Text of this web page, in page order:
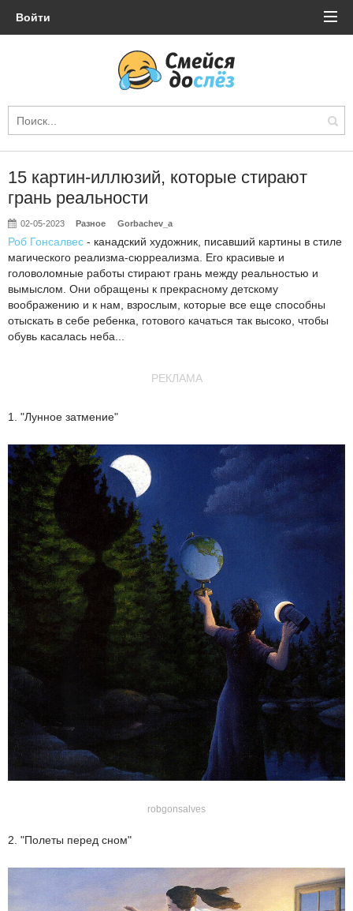
Войти
15 картин-иллюзий, которые стирают
грань реальности
02-05-2023 Разное Gorbachev_a
Роб Гонсалвес - канадский художник, писавший картины в стиле
магического реализма-сюрреализма. Его красивые и
головоломные работы стирают грань между реальностью и
вымыслом. Они обращены к прекрасному детскому
воображению и к нам, взрослым, которые все еще способны
отыскать в себе ребенка, готового качаться так высоко, чтобы
обувь касалась неба...
РЕКЛАМА
1. "Лунное затмение"
robgonsalves
2. "Полеты перед сном"